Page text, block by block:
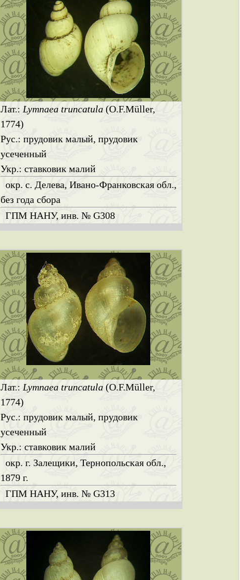
Лат.: Lymnaea truncatula(O.F.Müller,
1774)
Рус.: прудовик малый, прудовик
усеченный
Укр.: ставковик малий
окр. с. Делева, Ивано-Франковская обл.,
без года сбора
ГПМ НАНУ, инв. № G308
Лат.: Lymnaea truncatula(O.F.Müller,
1774)
Рус.: прудовик малый, прудовик
усеченный
Укр.: ставковик малий
окр. г. Залещики, Тернопольская обл.,
1879 г.
ГПМ НАНУ, инв. № G313